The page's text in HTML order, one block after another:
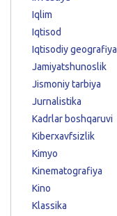
Iqlim
Iqtisod
Iqtisodiy geografiya
Jamiyatshunoslik
Jismoniy tarbiya
Jurnalistika
Kadrlar boshqaruvi
Kiberxavfsizlik
Kimyo
Kinematografiya
Kino
Klassika